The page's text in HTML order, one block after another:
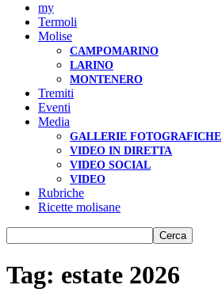
my
Termoli
Molise
CAMPOMARINO
LARINO
MONTENERO
Tremiti
Eventi
Media
GALLERIE FOTOGRAFICHE
VIDEO IN DIRETTA
VIDEO SOCIAL
VIDEO
Rubriche
Ricette molisane
Tag: estate 2026